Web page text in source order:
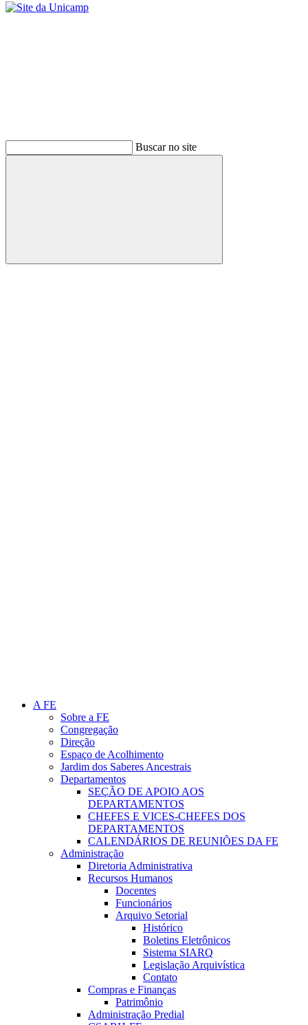
Buscar no site
Buscar
A FE
Sobre a FE
Congregação
Direção
Espaço de Acolhimento
Jardim dos Saberes Ancestrais
Departamentos
SEÇÃO DE APOIO AOS
DEPARTAMENTOS
CHEFES E VICES-CHEFES DOS
DEPARTAMENTOS
CALENDÁRIOS DE REUNIÕES DA FE
Administração
Diretoria Administrativa
Recursos Humanos
Docentes
Funcionários
Arquivo Setorial
Histórico
Boletins Eletrônicos
Sistema SIARQ
Legislação Arquivística
Contato
Compras e Finanças
Patrimônio
Administração Predial